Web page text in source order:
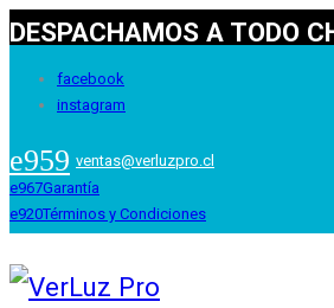
DESPACHAMOS A TODO
facebook
instagram
ventas@verluzpro.cl
Garantía
Términos y Condiciones